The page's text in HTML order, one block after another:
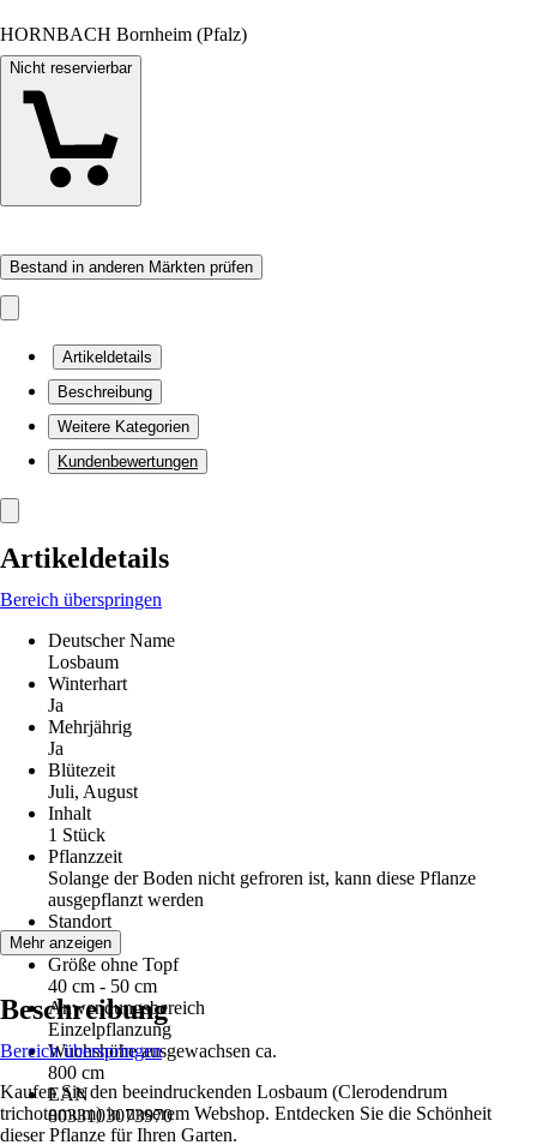
HORNBACH Bornheim (Pfalz)
Nicht reservierbar
Bestand in anderen Märkten prüfen
Artikeldetails
Beschreibung
Weitere Kategorien
Kundenbewertungen
Artikeldetails
Bereich überspringen
Deutscher Name
Losbaum
Winterhart
Ja
Mehrjährig
Ja
Blütezeit
Juli, August
Inhalt
1 Stück
Pflanzzeit
Solange der Boden nicht gefroren ist, kann diese Pflanze
ausgepflanzt werden
Standort
Sonne
Größe ohne Topf
40 cm - 50 cm
Anwendungsbereich
Einzelpflanzung
Wuchshöhe ausgewachsen ca.
800 cm
EAN
8033103073970
Mehr anzeigen
Beschreibung
Bereich überspringen
Kaufen Sie den beeindruckenden Losbaum (Clerodendrum
trichotomum) in unserem Webshop. Entdecken Sie die Schönheit
dieser Pflanze für Ihren Garten.